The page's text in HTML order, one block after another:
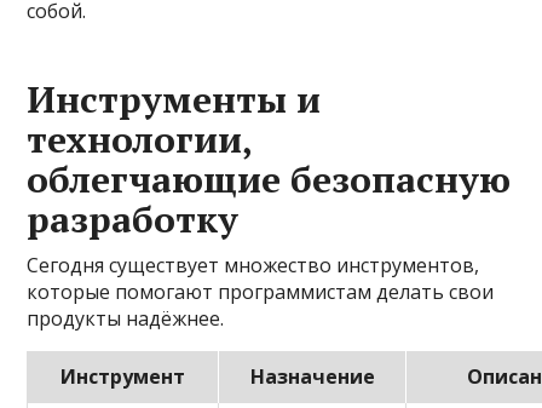
собой.
Инструменты и
технологии,
облегчающие безопасную
разработку
Сегодня существует множество инструментов,
которые помогают программистам делать свои
продукты надёжнее.
Инструмент Назначение